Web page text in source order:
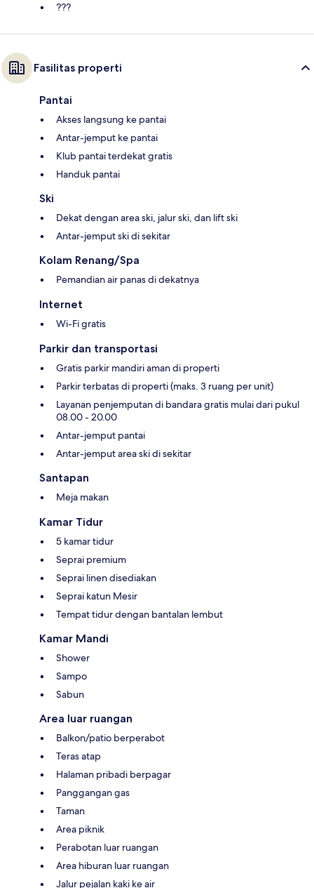
???
Fasilitas properti
Pantai
Akses langsung ke pantai
Antar-jemput ke pantai
Klub pantai terdekat gratis
Handuk pantai
Ski
Dekat dengan area ski, jalur ski, dan lift ski
Antar-jemput ski di sekitar
Kolam Renang/Spa
Pemandian air panas di dekatnya
Internet
Wi-Fi gratis
Parkir dan transportasi
Gratis parkir mandiri aman di properti
Parkir terbatas di properti (maks. 3 ruang per unit)
Layanan penjemputan di bandara gratis mulai dari pukul
08.00 - 20.00
Antar-jemput pantai
Antar-jemput area ski di sekitar
Santapan
Meja makan
Kamar Tidur
5 kamar tidur
Seprai premium
Seprai linen disediakan
Seprai katun Mesir
Tempat tidur dengan bantalan lembut
Kamar Mandi
Shower
Sampo
Sabun
Area luar ruangan
Balkon/patio berperabot
Teras atap
Halaman pribadi berpagar
Panggangan gas
Taman
Area piknik
Perabotan luar ruangan
Area hiburan luar ruangan
Jalur pejalan kaki ke air